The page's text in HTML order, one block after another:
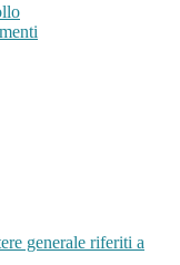
generale riferiti a